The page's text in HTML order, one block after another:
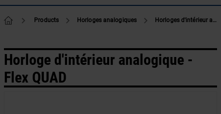
Products Horloges analogiques Horloges d'intérieur analogiques
Horloge d'intérieur analogique -
Flex QUAD